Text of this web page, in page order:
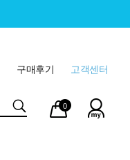
고객센터
구매후기
마이
페이
장바
구니
0